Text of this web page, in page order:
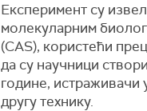
Експеримент су
молекуларним
(CAS), користећи
да су научници
године, истраживачи
другу технику.